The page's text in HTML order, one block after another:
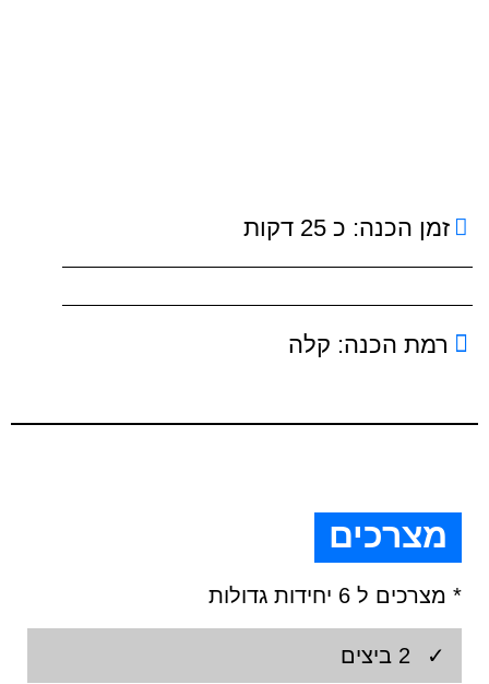
זמן הכנה: כ 25 דקות
רמת הכנה: קלה
מצרכים
ל 6 יחידות גדולות
2 ביצים